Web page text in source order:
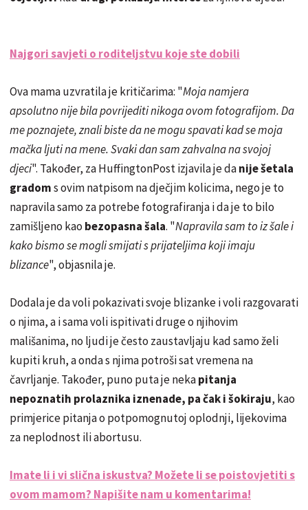
Najgori savjeti o roditeljstvu koje ste dobili
Ova mama uzvratila je kritičarima: "Moja namjera
apsolutno nije bila povrijediti nikoga ovom fotografijom. Da
me poznajete, znali biste da ne mogu spavati kad se moja
mačka ljuti na mene. Svaki dan sam zahvalna na svojoj
djeci". Također, za HuffingtonPost izjavila je danije šetala
gradoms ovim natpisom na dječjim kolicima, nego je to
napravila samo za potrebe fotografiranja i da je to bilo
zamišljeno kao bezopasna šala. "Napravila sam to iz šale i
kako bismo se mogli smijati s prijateljima koji imaju
blizance", objasnila je.
Dodala je da voli pokazivati svoje blizanke i voli razgovarati
o njima, a i sama voli ispitivati druge o njihovim
mališanima, no ljudi je često zaustavljaju kad samo želi
kupiti kruh, a onda s njima potroši sat vremena na
čavrljanje. Također, puno puta je nekapitanja
nepoznatih prolaznika iznenade, pa čak i šokiraju, kao
primjerice pitanja o potpomognutoj oplodnji, lijekovima
za neplodnost ili abortusu.
Imate li i vi slična iskustva? Možete li se poistovjetiti s
ovom mamom? Napišite nam u komentarima!